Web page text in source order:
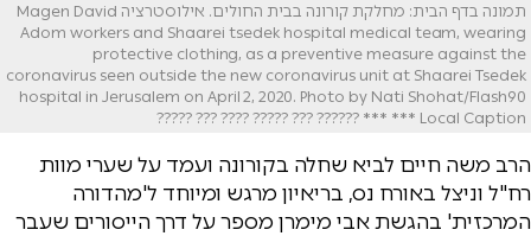
תמונה בדף הבית: מחלקת קורונה בבית החולים. אילוסטרציה Magen David
Adom workers and Shaarei tsedek hospital medical team, wearing
protective clothing, as a preventive measure against the
coronavirus seen outside the new coronavirus unit at Shaarei Tsedek
hospital in Jerusalem on April 2, 2020. Photo by Nati Shohat/Flash90
*** Local Caption *** ?????? ??? ????? ???? ??? ?????
הרב משה חיים לביא שחלה בקורונה ועמד על שערי מוות
רח"ל וניצל באורח נס, בריאיון מרגש ומיוחד ל'מהדורה
המרכזית' בהגשת אבי מימרן מספר על דרך הייסורים שעבר